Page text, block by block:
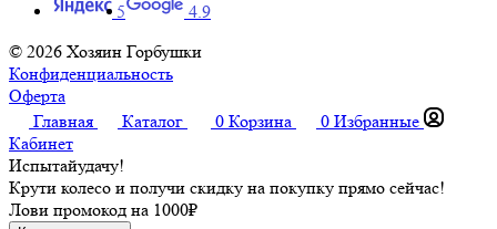
5
4.9
© 2026 Хозяин Горбушки
Конфиденциальность
Оферта
Главная
Каталог 0 Корзина 0 Избранные
Кабинет
Испытайудачу!
Крути колесо и получи скидку на покупку прямо сейчас!
Лови промокод на 1000₽